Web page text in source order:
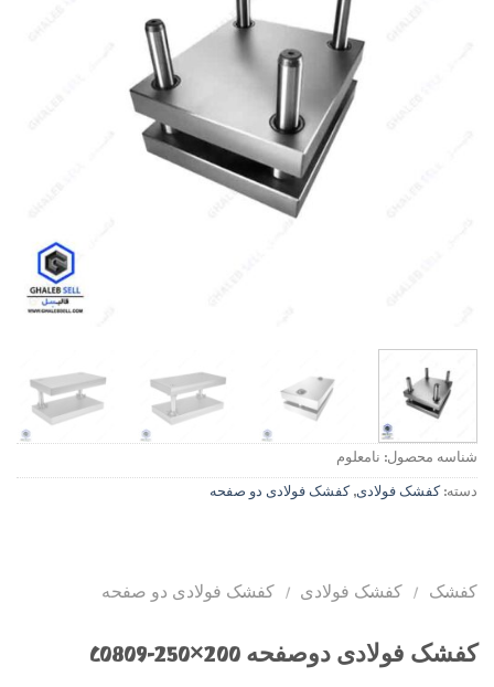
شناسه محصول: نامعلوم
دسته:کفشک فولادی,کفشک فولادی دو صفحه
کفشک / کفشک فولادی / کفشک فولادی دو صفحه
کفشک فولادی دوصفحه 200×250-C0809